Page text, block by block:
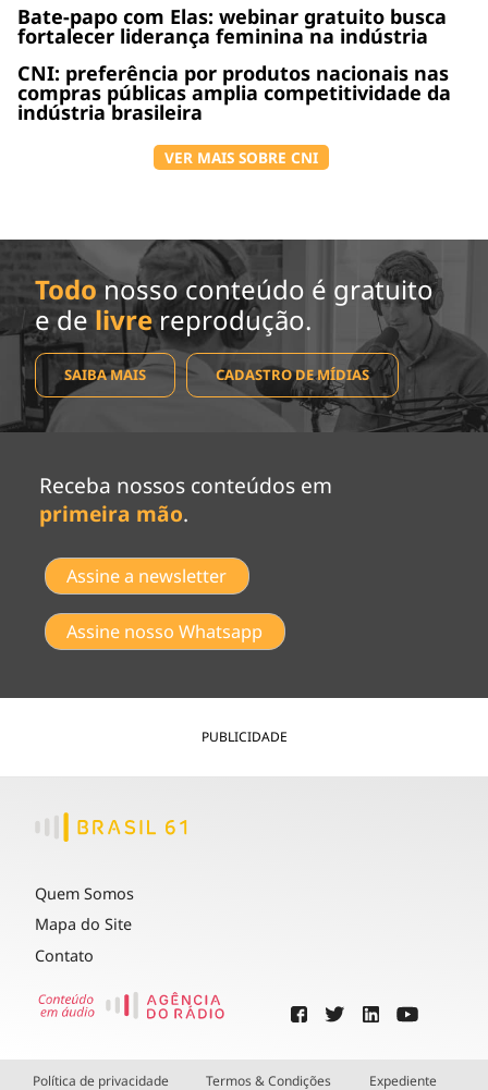
Bate-papo com Elas: webinar gratuito busca
fortalecer liderança feminina na indústria
CNI: preferência por produtos nacionais nas
compras públicas amplia competitividade da
indústria brasileira
VER MAIS SOBRE CNI
Todo nosso conteúdo é gratuito
e de livrereprodução.
SAIBA MAIS CADASTRO DE MÍDIAS
Receba nossos conteúdos em
primeira mão.
Assine a newsletter
Assine nosso Whatsapp
PUBLICIDADE
Quem Somos
Mapa do Site
Contato
Política de privacidade Termos & Condições Expediente